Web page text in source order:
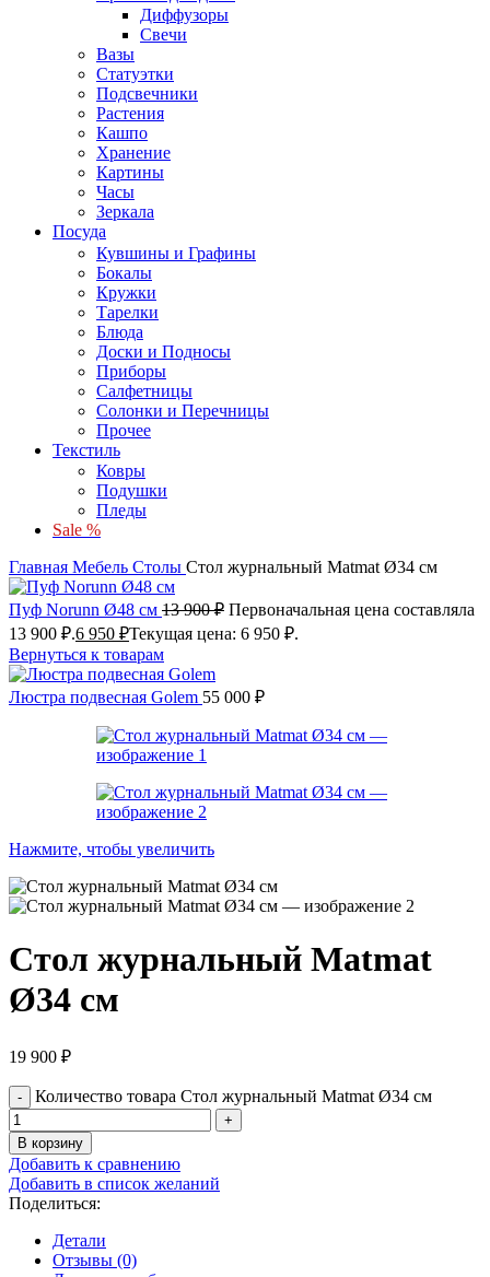
Диффузоры
Свечи
Вазы
Статуэтки
Подсвечники
Растения
Кашпо
Хранение
Картины
Часы
Зеркала
Посуда
Кувшины и Графины
Бокалы
Кружки
Тарелки
Блюда
Доски и Подносы
Приборы
Салфетницы
Солонки и Перечницы
Прочее
Текстиль
Ковры
Подушки
Пледы
Sale %
Главная Мебель Столы Стол журнальный Matmat Ø34 см
Пуф Norunn Ø48 см 13 900₽ Первоначальная цена составляла
13 900 ₽.6 950 ₽Текущая цена: 6 950 ₽.
Вернуться к товарам
Люстра подвесная Golem 55 000 ₽
Нажмите, чтобы увеличить
Стол журнальный Matmat
Ø34 см
19 900 ₽
Количество товара Стол журнальный Matmat Ø34 см
В корзину
Добавить к сравнению
Добавить в список желаний
Поделиться:
Детали
Отзывы (0)